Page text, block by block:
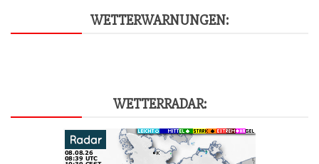
WET­TER­WAR­NUN­GEN:
WET­TER­RA­DAR: